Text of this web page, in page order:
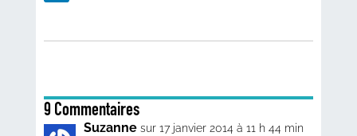
9 Commentaires
Suzanne sur 17 janvier 2014 à 11 h 44 min